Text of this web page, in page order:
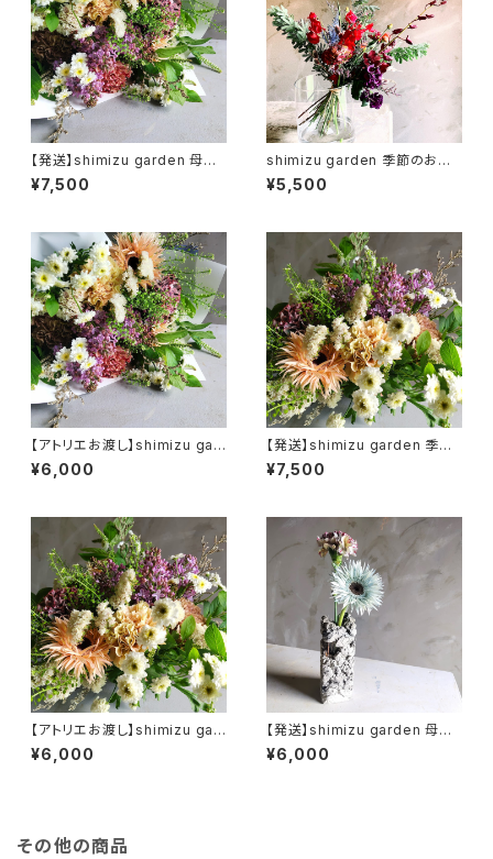
【発送】shimizu garden 母の
日 季節のフラワーギフトブーケ
¥7,500
shimizu garden 季節のお花
の定期便 lovely
¥5,500
【アトリエお渡し】shimizu gar
den 母の日 季節のフラワーギ
フトブーケ
¥6,000
【発送】shimizu garden 季節
の母の日ギフトアレンジメント
¥7,500
【アトリエお渡し】shimizu gar
den 季節の母の日ギフトアレン
ジメント
¥6,000
【発送】shimizu garden 母の
日 季節のお花+フラワーベース
セット
¥6,000
その他の商品